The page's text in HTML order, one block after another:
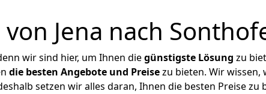
Jena nach
wir sind hier, um Ihnen diegünstigste Lösung zu
die besten Angebote und Preisezu bieten. Wir wissen,
setzen wir alles daran, Ihnen die besten Preise zu